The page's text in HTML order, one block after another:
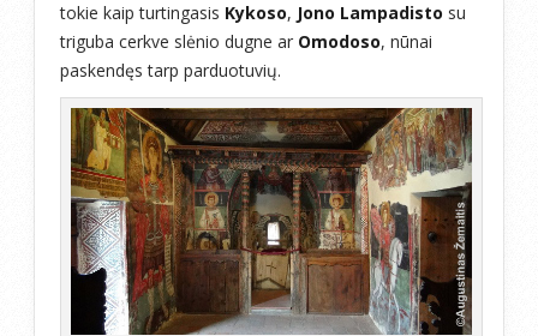
tokie kaip turtingasis Kykoso, Jono Lampadisto su
triguba cerkve slėnio dugne ar Omodoso, nūnai
paskendęs tarp parduotuvių.